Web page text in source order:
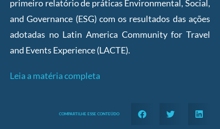
primeiro relatório de práticas Environmental, Social,
and Governance (ESG) com os resultados das ações
adotadas no Latin America Community for Travel
and Events Experience (LACTE).
Leia a matéria completa
COMPARTILHE ESSE CONTEÜDO